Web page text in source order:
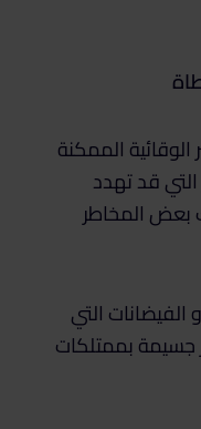
الوقائية الممكنة
قد تهدد
بعض المخاطر
الفيضانات التي
جسيمة بممتلكات